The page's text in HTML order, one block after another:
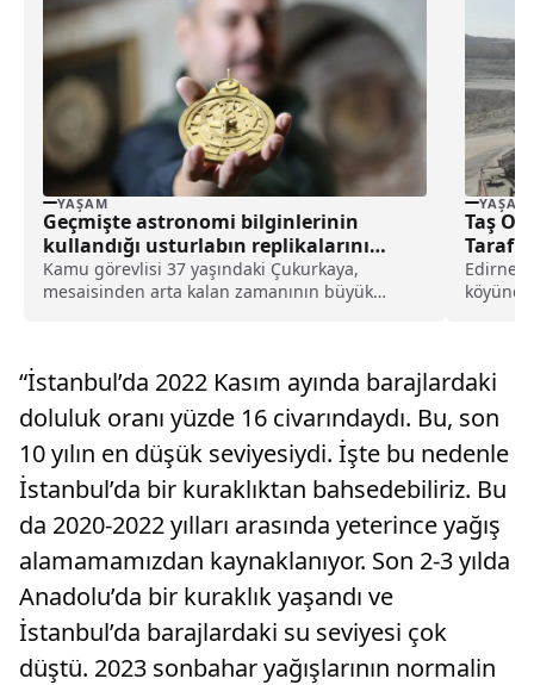
YAŞAM
Geçmişte astronomi bilginlerinin
kullandığı usturlabın replikalarını
yapıyor
Kamu görevlisi 37 yaşındaki Çukurkaya,
mesaisinden arta kalan zamanının büyük
YAŞAM
Taş
“İstanbul’da 2022 Kasım ayında barajlardaki
doluluk oranı yüzde 16 civarındaydı. Bu, son
10 yılın en düşük seviyesiydi. İşte bu nedenle
İstanbul’da bir kuraklıktan bahsedebiliriz. Bu
da 2020-2022 yılları arasında yeterince yağış
alamamamızdan kaynaklanıyor. Son 2-3 yılda
Anadolu’da bir kuraklık yaşandı ve
İstanbul’da barajlardaki su seviyesi çok
düştü. 2023 sonbahar yağışlarının normalin